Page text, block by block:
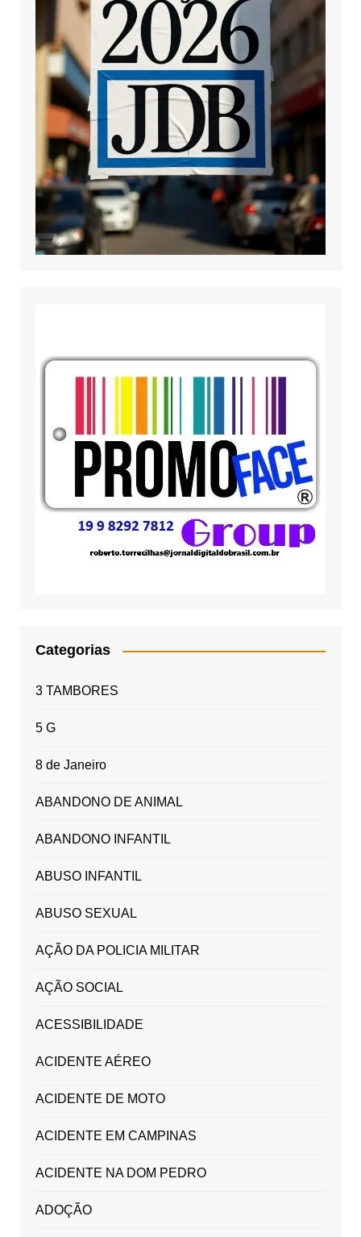
Categorias
3 TAMBORES
5 G
8 de Janeiro
ABANDONO DE ANIMAL
ABANDONO INFANTIL
ABUSO INFANTIL
ABUSO SEXUAL
AÇÃO DA POLICIA MILITAR
AÇÃO SOCIAL
ACESSIBILIDADE
ACIDENTE AÉREO
ACIDENTE DE MOTO
ACIDENTE EM CAMPINAS
ACIDENTE NA DOM PEDRO
ADOÇÃO